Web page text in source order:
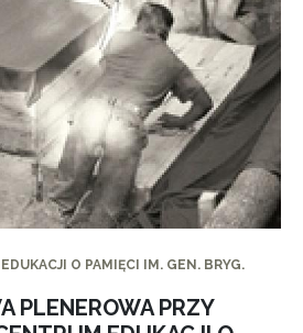
O PAMIĘCI IM. GEN. BRYG.
PLENEROWA PRZY